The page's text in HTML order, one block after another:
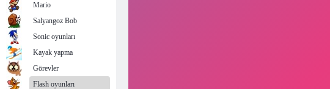
Mario
Salyangoz Bob
Sonic oyunları
Kayak yapma
Görevler
Flash oyunları